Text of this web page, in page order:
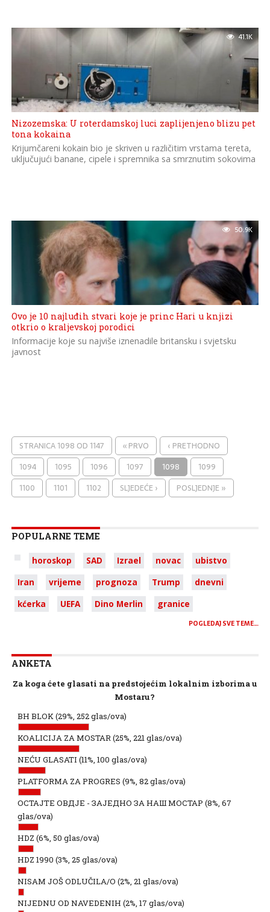
41.1K
Nizozemska: U roterdamskoj luci zaplijenjeno blizu pet
tona kokaina
Krijumčareni kokain bio je skriven u različitim vrstama tereta,
uključujući banane, cipele i spremnika sa smrznutim sokovima
50.9K
Ovo je 10 najluđih stvari koje je princ Hari u knjizi
otkrio o kraljevskoj porodici
Informacije koje su najviše iznenadile britansku i svjetsku
javnost
STRANICA 1098 OD 1147 « PRVO
‹ PRETHODNO
1094
1095 1096 1097 1098
1099
1100
1101 1102 SLJEDEĆE › POSLJEDNJE »
POPULARNE TEME
horoskop SAD Izrael novac
ubistvo
Iran
vrijeme prognoza Trump
dnevni
kćerka
UEFA Dino Merlin granice
POGLEDAJ SVE TEME…
ANKETA
Za koga ćete glasati na predstojećim lokalnim izborima u
Mostaru?
BH BLOK(29%, 252 glas/ova)
KOALICIJA ZA MOSTAR(25%, 221 glas/ova)
NEĆU GLASATI (11%, 100 glas/ova)
PLATFORMA ZA PROGRES (9%, 82 glas/ova)
ОСТАЈТЕ ОВДЈЕ - ЗАЈЕДНО ЗА НАШ МОСТАР (8%, 67
glas/ova)
HDZ (6%, 50 glas/ova)
HDZ 1990 (3%, 25 glas/ova)
NISAM JOŠ ODLUČILA/O (2%, 21 glas/ova)
NIJEDNU OD NAVEDENIH (2%, 17 glas/ova)